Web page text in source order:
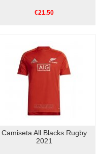
€21.50
Camiseta All Blacks Rugby
2021